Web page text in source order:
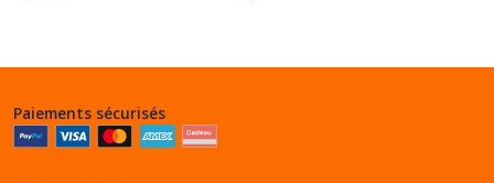
Paiements sécurisés